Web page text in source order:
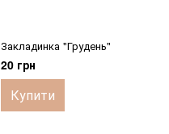
Закладинка "Грудень"
20 грн
Купити